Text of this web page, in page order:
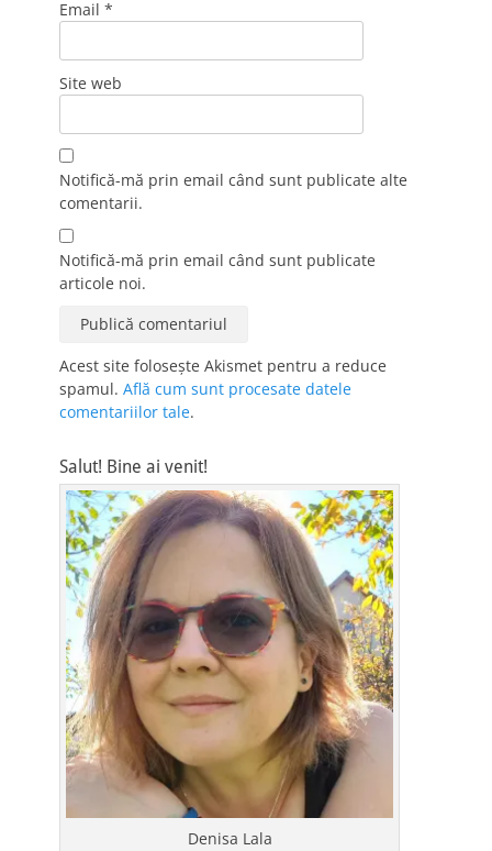
Email *
Site web
Notifică-mă prin email când sunt publicate alte
comentarii.
Notifică-mă prin email când sunt publicate
articole noi.
Acest site folosește Akismet pentru a reduce
spamul. Află cum sunt procesate datele
comentariilor tale.
Salut! Bine ai venit!
Denisa Lala